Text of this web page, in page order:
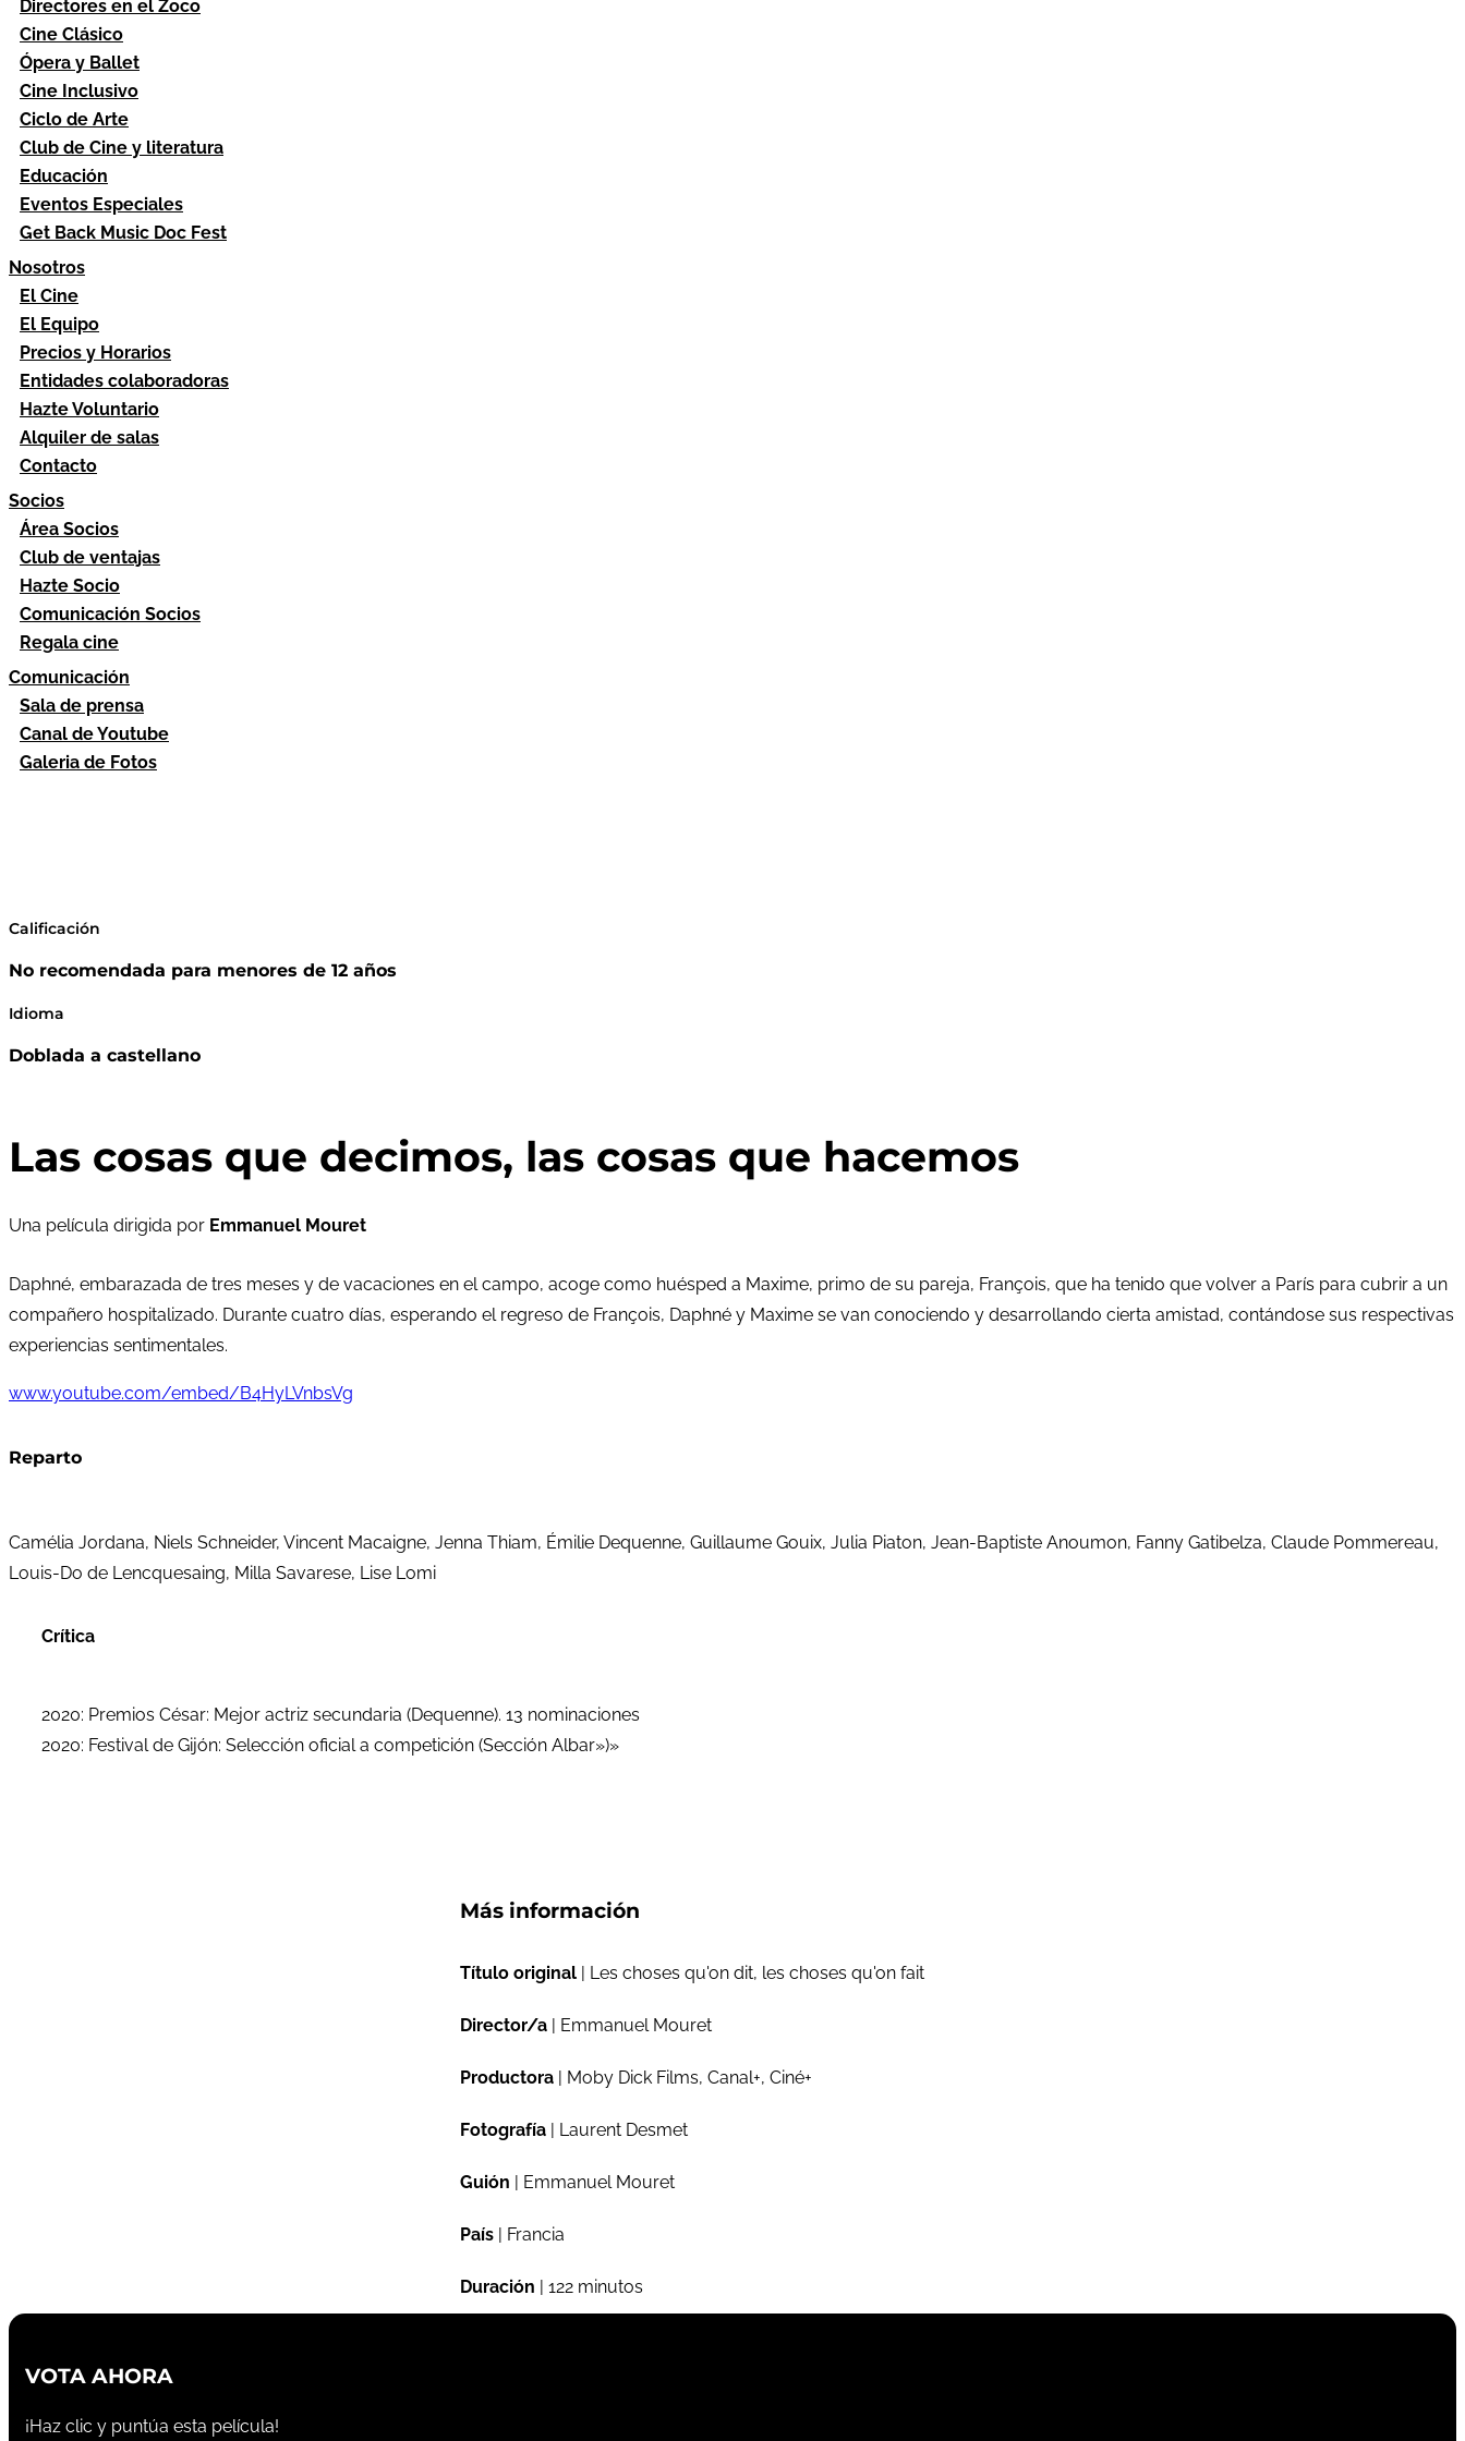
Directores en el Zoco
Cine Clásico
Ópera y Ballet
Cine Inclusivo
Ciclo de Arte
Club de Cine y literatura
Educación
Eventos Especiales
Get Back Music Doc Fest
Nosotros
El Cine
El Equipo
Precios y Horarios
Entidades colaboradoras
Hazte Voluntario
Alquiler de salas
Contacto
Socios
Área Socios
Club de ventajas
Hazte Socio
Comunicación Socios
Regala cine
Comunicación
Sala de prensa
Canal de Youtube
Galeria de Fotos
Calificación
No recomendada para menores de 12 años
Idioma
Doblada a castellano
Las cosas que decimos, las cosas que hacemos
Una película dirigida por Emmanuel Mouret
Daphné, embarazada de tres meses y de vacaciones en el campo, acoge como huésped a Maxime, primo de su pareja, François, que ha tenido que volver a París para cubrir a un
compañero hospitalizado. Durante cuatro días, esperando el regreso de François, Daphné y Maxime se van conociendo y desarrollando cierta amistad, contándose sus respectivas
experiencias sentimentales.
www.youtube.com/embed/B4HyLVnbsVg
Reparto
Camélia Jordana, Niels Schneider, Vincent Macaigne, Jenna Thiam, Émilie Dequenne, Guillaume Gouix, Julia Piaton, Jean-Baptiste Anoumon, Fanny Gatibelza, Claude Pommereau,
Louis-Do de Lencquesaing, Milla Savarese, Lise Lomi
Crítica
2020: Premios César: Mejor actriz secundaria (Dequenne). 13 nominaciones
2020: Festival de Gijón: Selección oficial a competición (Sección Albar»)»
Más información
Título original | Les choses qu'on dit, les choses qu'on fait
Director/a | Emmanuel Mouret
Productora | Moby Dick Films, Canal+, Ciné+
Fotografía | Laurent Desmet
Guión | Emmanuel Mouret
País | Francia
Duración | 122 minutos
VOTA AHORA
¡Haz clic y puntúa esta película!